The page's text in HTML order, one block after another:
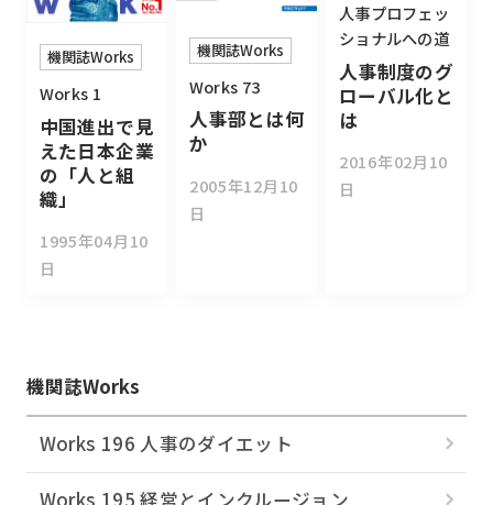
機関誌Works
Works 1
中国進出で見
えた日本企業
の「人と組
織」
1995年04月10
日
機関誌Works
Works 73
人事部とは何
か
2005年12月10
日
人事プロフェッ
ショナルへの道
人事制度のグ
ローバル化と
は
2016年02月10
日
機関誌Works
Works 196 人事のダイエット
Works 195 経営とインクルージョン